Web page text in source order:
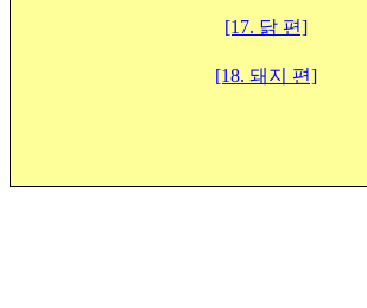
[17. 닭 편]
[18. 돼지 편]